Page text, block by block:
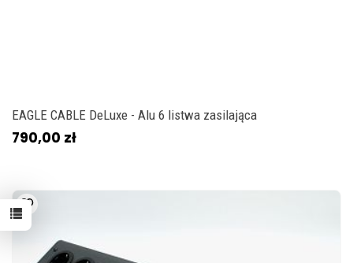
EAGLE CABLE DeLuxe - Alu 6 listwa zasilająca
790,00 zł